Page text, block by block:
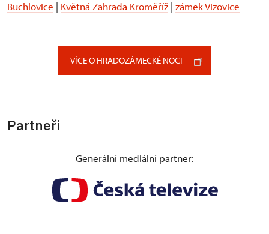
Buchlovice | Květná Zahrada Kroměříž | zámek Vizovice
VÍCE O HRADOZÁMECKÉ NOCI
Partneři
Generální mediální partner: